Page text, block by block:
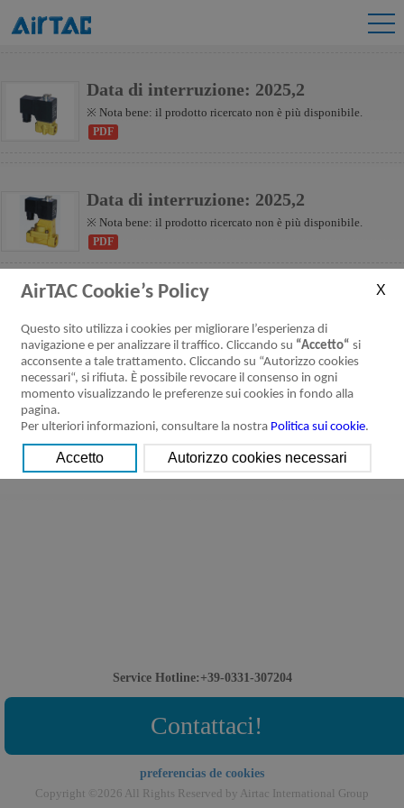
2KW(Pilotaggio interno)
Data di interruzione: 2025,2
※ Nota bene: il prodotto ricercato non è più disponibile.
PDF
Data di interruzione: 2025,2
※ Nota bene: il prodotto ricercato non è più disponibile.
PDF
AirTAC Cookie’s Policy
Questo sito utilizza i cookies per migliorare l’esperienza di
navigazione e per analizzare il traffico. Cliccando su “Accetto“ si
acconsente a tale trattamento. Cliccando su “Autorizzo cookies
necessari“, si rifiuta. È possibile revocare il consenso in ogni
momento visualizzando le preferenze sui cookies in fondo alla
pagina.
Per ulteriori informazioni, consultare la nostra Politica sui cookie.
Service Hotline:+39-0331-307204
Contattaci!
preferencias de cookies
Copyright ©2026 All Rights Reserved by Airtac International Group